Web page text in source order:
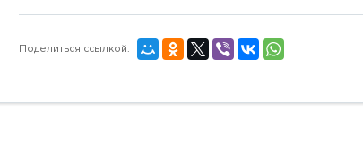
Поделиться ссылкой: